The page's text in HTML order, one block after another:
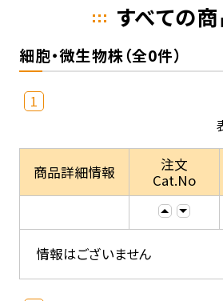
すべての
細胞・微生物株（全0件）
1
商品詳細情報
注文
Cat.No
情報はございません